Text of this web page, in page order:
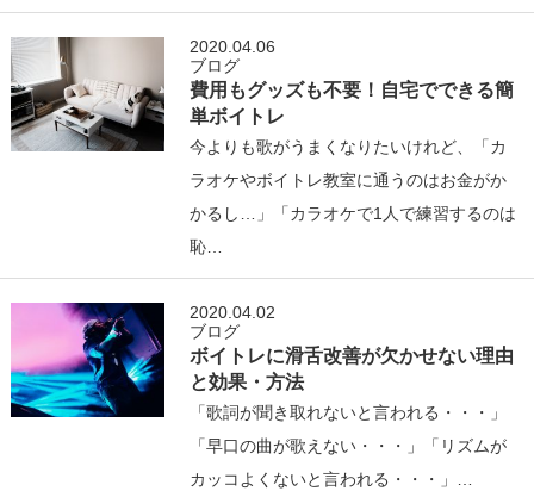
2020.04.06
ブログ
費用もグッズも不要！自宅でできる簡
単ボイトレ
今よりも歌がうまくなりたいけれど、「カ
ラオケやボイトレ教室に通うのはお金がか
かるし…」「カラオケで1人で練習するのは
恥…
2020.04.02
ブログ
ボイトレに滑舌改善が欠かせない理由
と効果・方法
「歌詞が聞き取れないと言われる・・・」
「早口の曲が歌えない・・・」「リズムが
カッコよくないと言われる・・・」…